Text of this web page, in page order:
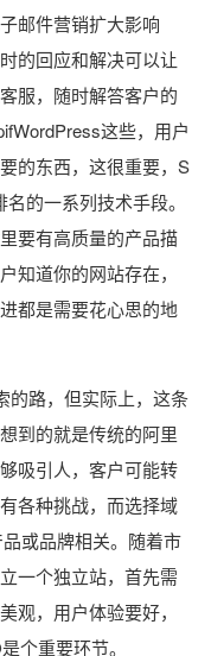
邮件营销扩大影响
的回应和解决可以让
服，随时解答客户的
这些，用户
的东西，这很重要，S
的一系列技术手段。
要有高质量的产品描
知道你的网站存在，
都是需要花心思的地
的路，但实际上，这条
到的就是传统的阿里
吸引人，客户可能转
各种挑战，而选择域
或品牌相关。随着市
一个独立站，首先需
观，用户体验要好，
个重要环节。